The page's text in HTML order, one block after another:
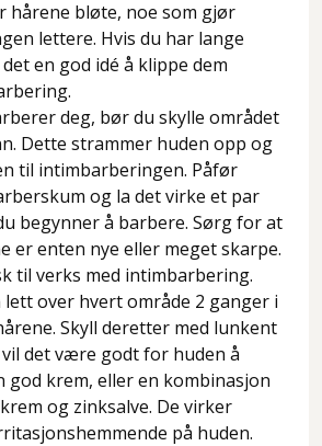
hårene bløte, noe som gjør
lettere. Hvis du har lange
en god idé å klippe dem
deg, bør du skylle området
Dette strammer huden opp og
til intimbarberingen. Påfør
og la det virke et par
begynner å barbere. Sørg for at
er enten nye eller meget skarpe.
til verks med intimbarbering.
lett over hvert område 2 ganger i
Skyll deretter med lunkent
det være godt for huden å
god krem, eller en kombinasjon
og zinksalve. De virker
på huden.